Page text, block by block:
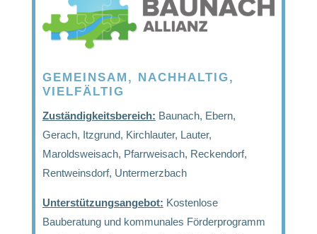
GEMEINSAM, NACHHALTIG,
VIELFÄLTIG
Zuständigkeitsbereich: Baunach, Ebern,
Gerach, Itzgrund, Kirchlauter, Lauter,
Maroldsweisach, Pfarrweisach, Reckendorf,
Rentweinsdorf, Untermerzbach
Unterstützungsangebot: Kostenlose
Bauberatung und kommunales Förderprogramm